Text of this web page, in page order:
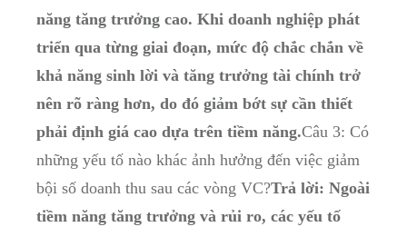
năng tăng trưởng cao. Khi doanh nghiệp phát
triển qua từng giai đoạn, mức độ chắc chắn về
khả năng sinh lời và tăng trưởng tài chính trở
nên rõ ràng hơn, do đó giảm bớt sự cần thiết
phải định giá cao dựa trên tiềm năng.Câu 3: Có
những yếu tố nào khác ảnh hưởng đến việc giảm
bội số doanh thu sau các vòng VC?Trả lời: Ngoài
tiềm năng tăng trưởng và rủi ro, các yếu tố